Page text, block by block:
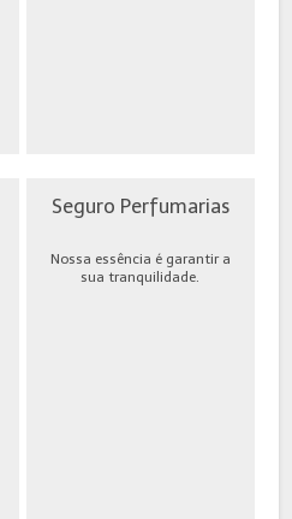
Seguro Perfumarias
Nossa essência é garantir a
sua tranquilidade.